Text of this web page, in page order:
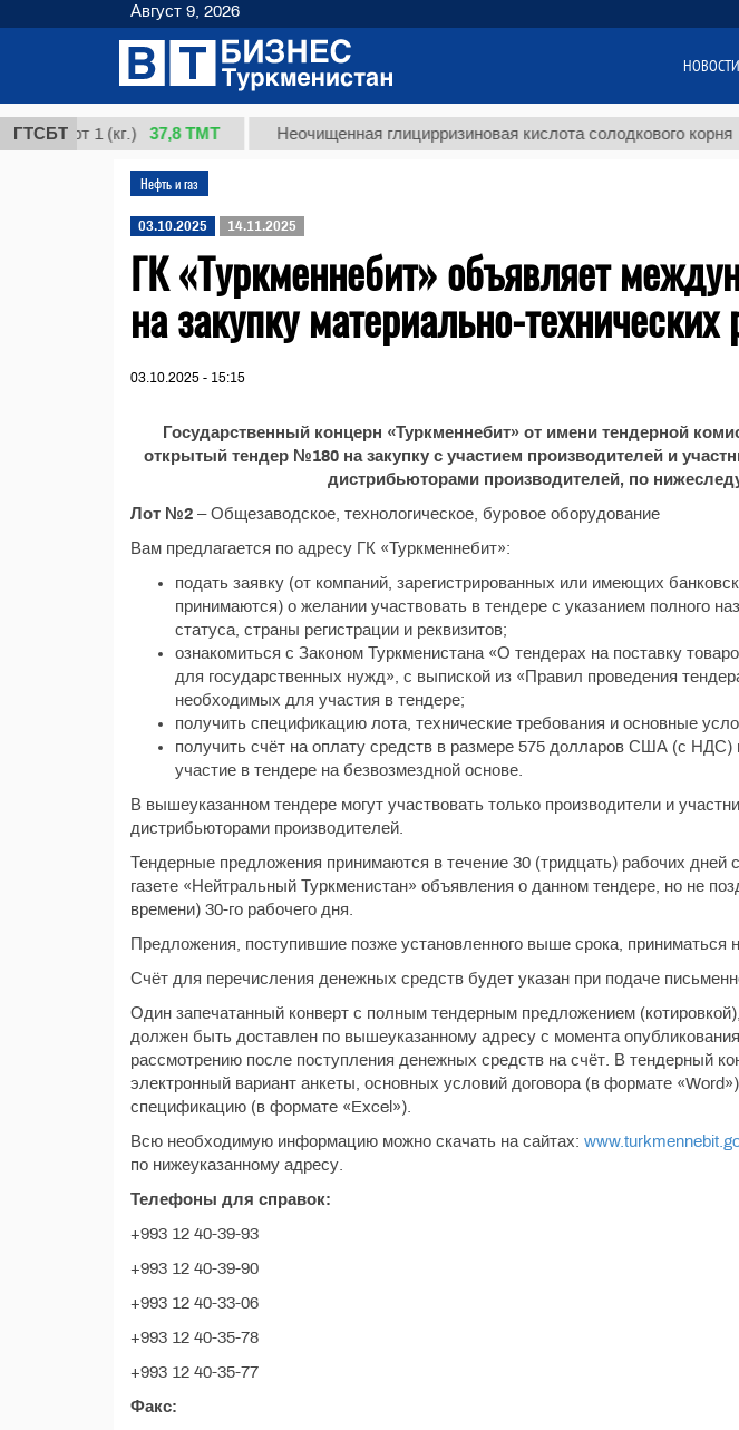
ГТСБТ
сорт 1 (кг.) 37,8 ТМТ Неочищенная глицирризиновая кислота солодкового корня
Нефть и газ
03.10.2025 14.11.2025
ГК «Туркменнебит» объявляет
на закупку материально-технических
03.10.2025 - 15:15
Государственный концерн «Туркменнебит» от имени тендерной
открытый тендер №180 на закупку с участием производителей и
дистрибьюторами производителей, по
Лот №2 – Общезаводское, технологическое, буровое оборудование
Вам предлагается по адресу ГК «Туркменнебит»:
подать заявку (от компаний, зарегистрированных или имеющих
принимаются) о желании участвовать в тендере с указанием полного
статуса, страны регистрации и реквизитов;
ознакомиться с Законом Туркменистана «О тендерах на поставку
для государственных нужд», с выпиской из «Правил проведения
необходимых для участия в тендере;
получить спецификацию лота, технические требования и основные
получить счёт на оплату средств в размере 575 долларов США (с НДС)
участие в тендере на безвозмездной основе.
В вышеуказанном тендере могут участвовать только производители и
дистрибьюторами производителей.
Тендерные предложения принимаются в течение 30 (тридцать) рабочих дней
газете «Нейтральный Туркменистан» объявления о данном тендере, но не
времени) 30-го рабочего дня.
Предложения, поступившие позже установленного выше срока, приниматься
Счёт для перечисления денежных средств будет указан при подаче
Один запечатанный конверт с полным тендерным предложением
должен быть доставлен по вышеуказанному адресу с момента
рассмотрению после поступления денежных средств на счёт. В тендерный
электронный вариант анкеты, основных условий договора (в формате
спецификацию (в формате «Excel»).
Всю необходимую информацию можно скачать на сайтах:
по нижеуказанному адресу.
Телефоны для справок:
+993 12 40-39-93
+993 12 40-39-90
+993 12 40-33-06
+993 12 40-35-78
+993 12 40-35-77
Факс:
Август 9, 2026
НОВОСТИ